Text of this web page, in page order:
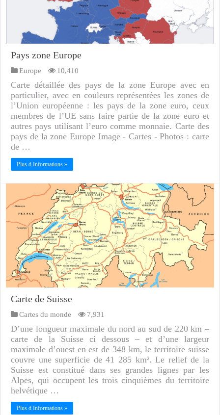
Pays zone Europe
Europe 10,410
Carte détaillée des pays de la zone Europe avec en
particulier, avec en couleurs représentées les zones de
l’Union européenne : les pays de la zone euro, ceux
membres de l’UE sans faire partie de la zone euro et
autres pays utilisant l’euro comme monnaie. Carte des
pays de la zone Europe Image - Cartes - Photos : carte
de …
Plus d Informations »
Carte de Suisse
Cartes du monde 7,931
D’une longueur maximale du nord au sud de 220 km –
carte de la Suisse ci dessous – et d’une largeur
maximale d’ouest en est de 348 km, le territoire suisse
couvre une superficie de 41 285 km². Le relief de la
Suisse est constitué dans ses grandes lignes par les
Alpes, qui occupent les trois cinquièmes du territoire
helvétique …
Plus d Informations »